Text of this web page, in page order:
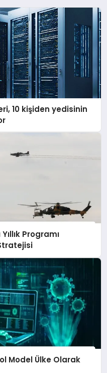
10 kişiden yedisinin
Programı
Model Ülke Olarak